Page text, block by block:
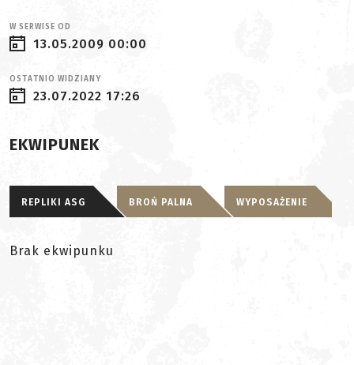
W SERWISE OD
13.05.2009 00:00
OSTATNIO WIDZIANY
23.07.2022 17:26
EKWIPUNEK
REPLIKI ASG BROŃ PALNA WYPOSAŻENIE
Brak ekwipunku